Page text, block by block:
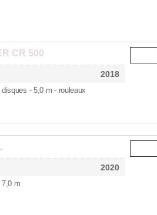
CR 500
2018
- 5,0 m - rouleaux
2020
m